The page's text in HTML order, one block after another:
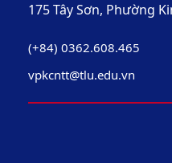
175 Tây Sơn, Phường
(+84) 0362.608.465
vpkcntt@tlu.edu.vn